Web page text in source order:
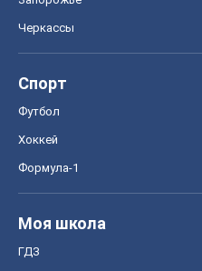
Черкассы
Спорт
Футбол
Хоккей
Формула-1
Моя школа
ГДЗ